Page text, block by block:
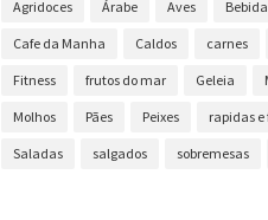
Agridoces Árabe Aves
Cafe da Manha Caldos carnes
Fitness frutos do mar Geleia
Molhos Pães Peixes rapidas e
Saladas salgados sobremesas